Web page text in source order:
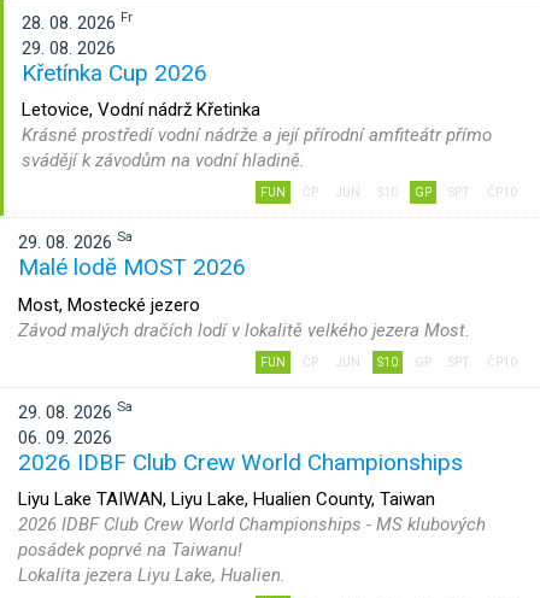
28. 08. 2026 Fr
29. 08. 2026
Křetínka Cup 2026
Letovice, Vodní nádrž Křetinka
Krásné prostředí vodní nádrže a její přírodní amfiteátr přímo
svádějí k závodům na vodní hladině.
FUN ČP JUN S10 GP SPT ČP10
29. 08. 2026 Sa
Malé lodě MOST 2026
Most, Mostecké jezero
Závod malých dračích lodí v lokalitě velkého jezera Most.
FUN ČP JUN S10 GP SPT ČP10
29. 08. 2026 Sa
06. 09. 2026
2026 IDBF Club Crew World Championships
Liyu Lake TAIWAN, Liyu Lake, Hualien County, Taiwan
2026 IDBF Club Crew World Championships - MS klubových
posádek poprvé na Taiwanu!
Lokalita jezera Liyu Lake, Hualien.